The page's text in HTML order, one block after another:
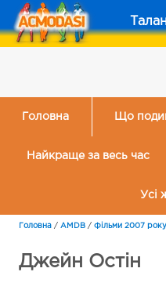
Головна Що
Найкраще за весь час
Усі
Головна / AMDB / Фільми 2007 року
Джейн Остін